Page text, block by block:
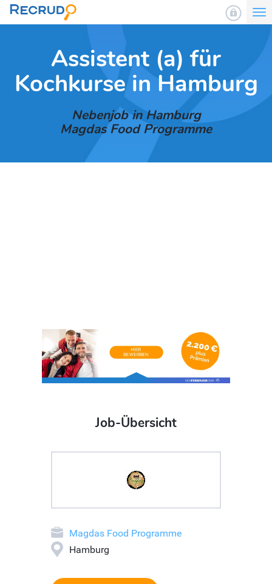
Assistent (a) für
Kochkurse in Hamburg
Nebenjob in Hamburg
Magdas Food Programme
Job-Übersicht
Magdas Food Programme
Hamburg